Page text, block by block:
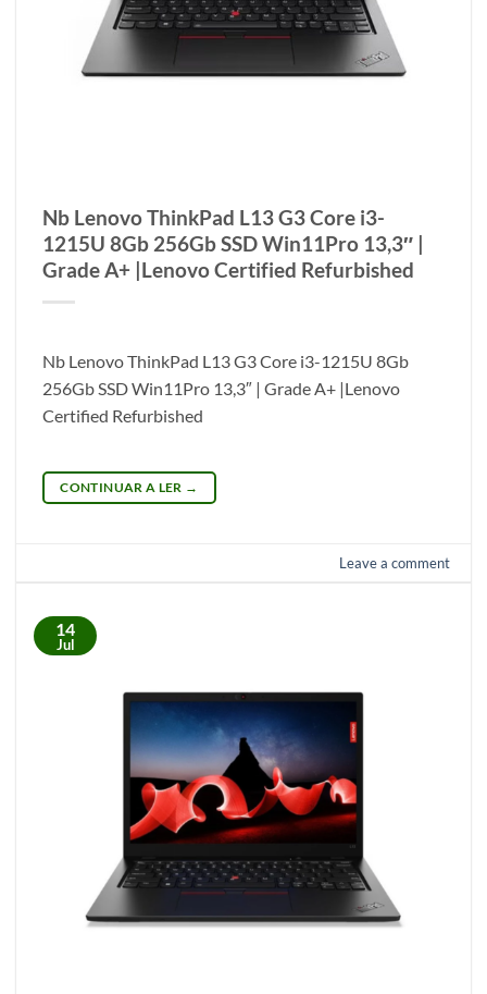
Nb Lenovo ThinkPad L13 G3 Core i3-
1215U 8Gb 256Gb SSD Win11Pro 13,3″ |
Grade A+ |Lenovo Certified Refurbished
Nb Lenovo ThinkPad L13 G3 Core i3-1215U 8Gb
256Gb SSD Win11Pro 13,3″ | Grade A+ |Lenovo
Certified Refurbished
CONTINUAR A LER →
Leave a comment
14
Jul